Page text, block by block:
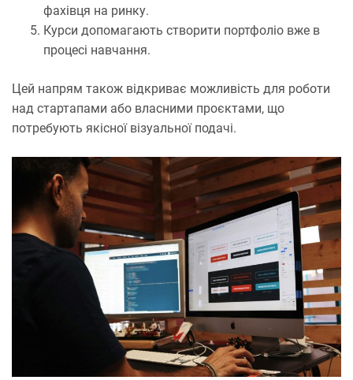
фахівця на ринку.
Курси допомагають створити портфоліо вже в
процесі навчання.
Цей напрям також відкриває можливість для роботи
над стартапами або власними проєктами, що
потребують якісної візуальної подачі.